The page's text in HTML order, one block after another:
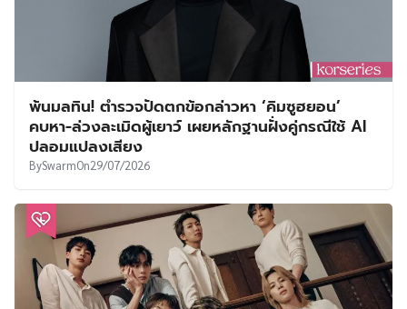
พ้นมลทิน! ตำรวจปัดตกข้อกล่าวหา ‘คิมซูฮยอน’
คบหา-ล่วงละเมิดผู้เยาว์ เผยหลักฐานฝั่งคู่กรณีใช้ AI
ปลอมแปลงเสียง
BySwarmOn29/07/2026